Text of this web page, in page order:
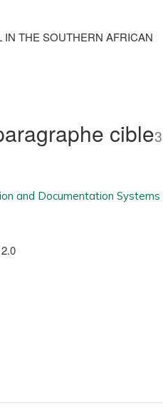
THE SOUTHERN AFRICAN
cible3